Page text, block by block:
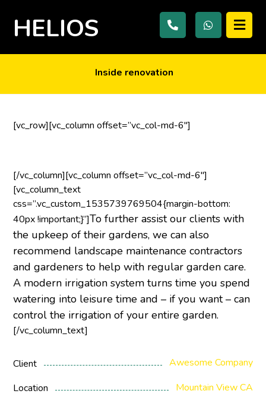
HELIOS
Inside renovation
[vc_row][vc_column offset=”vc_col-md-6″]
[/vc_column][vc_column offset=”vc_col-md-6″]
[vc_column_text
css=”.vc_custom_1535739769504{margin-bottom:
40px !important;}”]To further assist our clients with
the upkeep of their gardens, we can also
recommend landscape maintenance contractors
and gardeners to help with regular garden care.
A modern irrigation system turns time you spend
watering into leisure time and – if you want – can
control the irrigation of your entire garden.
[/vc_column_text]
Client
Awesome Company
Location
Mountain View CA